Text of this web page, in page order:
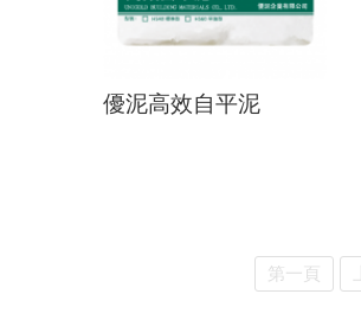
優泥高效自平泥
第一頁